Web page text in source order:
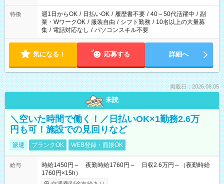
特徴 週1日からOK / 日払いOK / 履歴書不要 / 40～50代活躍中 / 副
業・WワークOK / 服装自由 / シフト勤務 / 10名以上の大量募
集 / 電話対応なし / パソコンスキル不要
気になる！ 応募する 詳細へ
掲載日：2026.08.05
未読
＼空いた時間で働く！／日払いOK×1勤務2.6万
円も可！施設での見回りなど
派遣 ブランクOK WEB登録・面接OK
給与
時給1450円～ 夜勤時給1760円～ 日収2.6万円～（夜勤時給
1760円×15h）